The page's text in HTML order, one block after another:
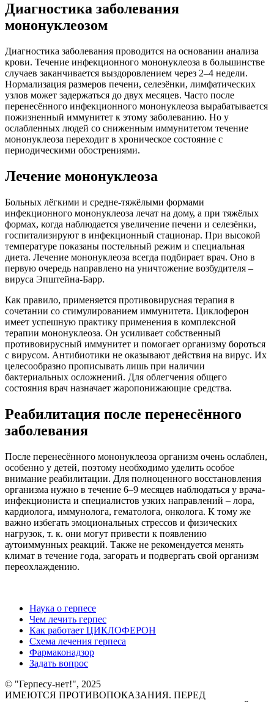
Диагностика заболевания
мононуклеозом
Диагностика заболевания проводится на основании анализа
крови. Течение инфекционного мононуклеоза в большинстве
случаев заканчивается выздоровлением через 2–4 недели.
Нормализация размеров печени, селезёнки, лимфатических
узлов может задержаться до двух месяцев. Часто после
перенесённого инфекционного мононуклеоза вырабатывается
пожизненный иммунитет к этому заболеванию. Но у
ослабленных людей со сниженным иммунитетом течение
мононуклеоза переходит в хроническое состояние с
периодическими обострениями.
Лечение мононуклеоза
Больных лёгкими и средне-тяжёлыми формами
инфекционного мононуклеоза лечат на дому, а при тяжёлых
формах, когда наблюдается увеличение печени и селезёнки,
госпитализируют в инфекционный стационар. При высокой
температуре показаны постельный режим и специальная
диета. Лечение мононуклеоза всегда подбирает врач. Оно в
первую очередь направлено на уничтожение возбудителя –
вируса Эпштейна-Барр.
Как правило, применяется противовирусная терапия в
сочетании со стимулированием иммунитета. Циклоферон
имеет успешную практику применения в комплексной
терапии мононуклеоза. Он усиливает собственный
противовирусный иммунитет и помогает организму бороться
с вирусом. Антибиотики не оказывают действия на вирус. Их
целесообразно прописывать лишь при наличии
бактериальных осложнений. Для облегчения общего
состояния врач назначает жаропонижающие средства.
Реабилитация после перенесённого
заболевания
После перенесённого мононуклеоза организм очень ослаблен,
особенно у детей, поэтому необходимо уделить особое
внимание реабилитации. Для полноценного восстановления
организма нужно в течение 6–9 месяцев наблюдаться у врача-
инфекциониста и специалистов узких направлений – лора,
кардиолога, иммунолога, гематолога, онколога. К тому же
важно избегать эмоциональных стрессов и физических
нагрузок, т. к. они могут привести к появлению
аутоиммунных реакций. Также не рекомендуется менять
климат в течение года, загорать и подвергать свой организм
переохлаждению.
Наука о герпесе
Чем лечить герпес
Как работает ЦИКЛОФЕРОН
Схема лечения герпеса
Фармаконадзор
Задать вопрос
© "Герпесу-нет!", 2025
ИМЕЮТСЯ ПРОТИВОПОКАЗАНИЯ. ПЕРЕД